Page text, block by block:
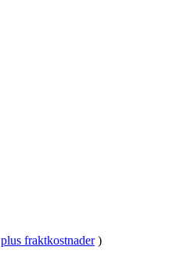
plus fraktkostnader )